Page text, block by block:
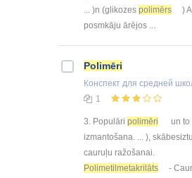
... )n (glikozes polimērs
)
posmkāju ārējos ...
Polimēri
Конспект для средней
1
3. Populāri polimēri
un to
izmantošana. ... ),
cauruļu ražošanai.
Polimetilmetakrilāts
-